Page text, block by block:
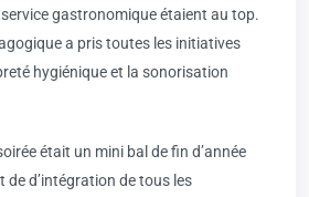
gastronomique étaient au top.
a pris toutes les initiatives
hygiénique et la sonorisation
était un mini bal de fin d’année
de d’intégration de tous les